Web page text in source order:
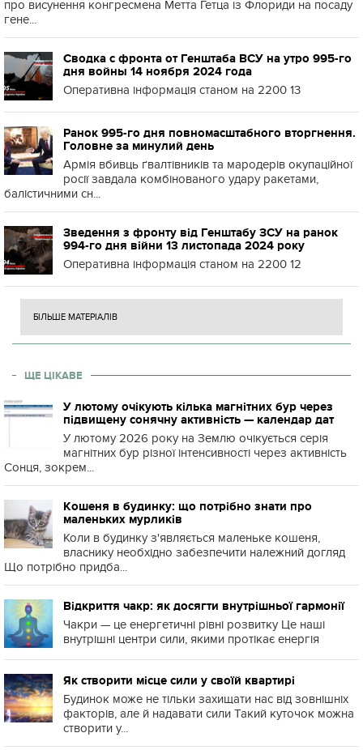
про висунення конгресмена Метта Гетца із Флориди на посаду
гене...
Сводка с фронта от Генштаба ВСУ на утро 995-го
дня войны 14 ноября 2024 года
Оперативна інформація станом на 2200 13
Ранок 995-го дня повномасштабного вторгнення.
Головне за минулий день
Армія вбивць ґвалтівників та мародерів окупаційної
росії завдала комбінованого удару ракетами,
балістичними сн...
Зведення з фронту від Генштабу ЗСУ на ранок
994-го дня війни 13 листопада 2024 року
Оперативна інформація станом на 2200 12
БІЛЬШЕ МАТЕРІАЛІВ
ЩЕ ЦІКАВЕ
У лютому очікують кілька магнітних бур через
підвищену сонячну активність — календар дат
У лютому 2026 року на Землю очікується серія
магнітних бур різної інтенсивності через активність
Сонця, зокрем...
Кошеня в будинку: що потрібно знати про
маленьких мурликів
Коли в будинку з'являється маленьке кошеня,
власнику необхідно забезпечити належний догляд
Що потрібно придба...
Відкриття чакр: як досягти внутрішньої гармонії
Чакри — це енергетичні рівні розвитку Це наші
внутрішні центри сили, якими протікає енергія
Як створити місце сили у своїй квартирі
Будинок може не тільки захищати нас від зовнішніх
факторів, але й надавати сили Такий куточок можна
створити у...